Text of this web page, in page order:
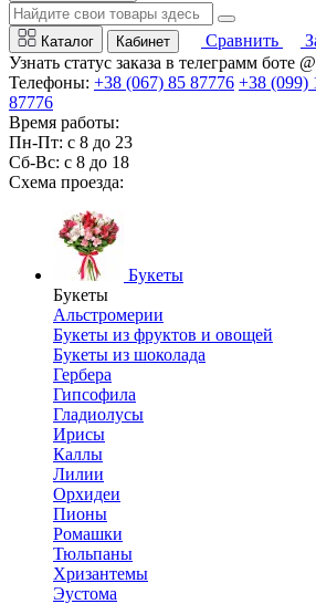
Каталог Кабинет Сравнить
Узнать статус заказа в телеграмм боте
Телефоны: +38 (067) 85 87776 +38 (099)
87776
Время работы:
Пн-Пт: с 8 до 23
Сб-Вс: с 8 до 18
Схема проезда:
Букеты
Букеты
Альстромерии
Букеты из фруктов и овощей
Букеты из шоколада
Гербера
Гипсофила
Гладиолусы
Ирисы
Каллы
Лилии
Орхидеи
Пионы
Ромашки
Тюльпаны
Хризантемы
Эустома